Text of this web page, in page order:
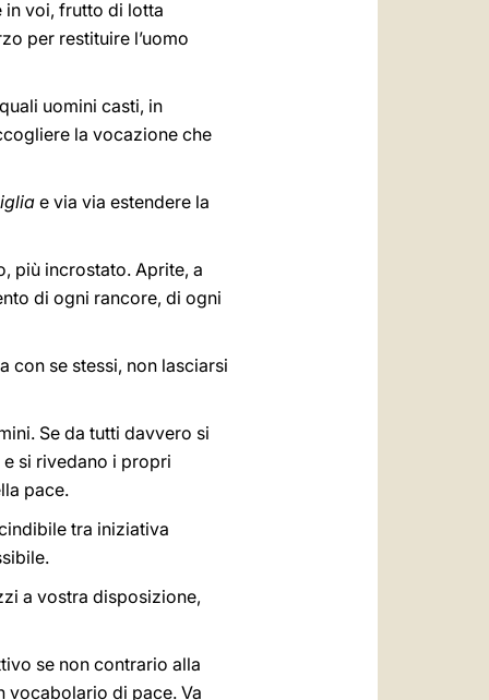
in voi, frutto di lotta
per restituire l’uomo
uomini casti, in
la vocazione che
e via via estendere la
più incrostato. Aprite, a
di ogni rancore, di ogni
con se stessi, non lasciarsi
Se da tutti davvero si
si rivedano i propri
pace.
tra iniziativa
a vostra disposizione,
se non contrario alla
vocabolario di pace. Va